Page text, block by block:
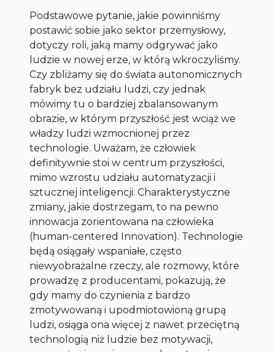
Podstawowe pytanie, jakie powinniśmy
postawić sobie jako sektor przemysłowy,
dotyczy roli, jaką mamy odgrywać jako
ludzie w nowej erze, w którą wkroczyliśmy.
Czy zbliżamy się do świata autonomicznych
fabryk bez udziału ludzi, czy jednak
mówimy tu o bardziej zbalansowanym
obrazie, w którym przyszłość jest wciąż we
władzy ludzi wzmocnionej przez
technologie. Uważam, że człowiek
definitywnie stoi w centrum przyszłości,
mimo wzrostu udziału automatyzacji i
sztucznej inteligencji. Charakterystyczne
zmiany, jakie dostrzegam, to na pewno
innowacja zorientowana na człowieka
(human-centered Innovation). Technologie
będą osiągały wspaniałe, często
niewyobrażalne rzeczy, ale rozmowy, które
prowadzę z producentami, pokazują, że
gdy mamy do czynienia z bardzo
zmotywowaną i upodmiotowioną grupą
ludzi, osiąga ona więcej z nawet przeciętną
technologią niż ludzie bez motywacji,